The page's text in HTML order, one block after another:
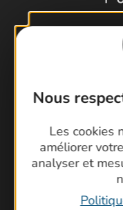
Nous
Les cookies
améliorer
analyser et
Visiter le
Les